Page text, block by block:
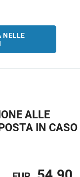
NELLE
ALLE
IN CASO